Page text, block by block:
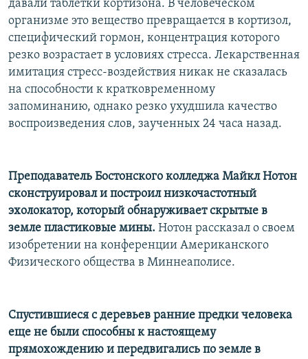
давали таблетки кортизона. В человеческом
организме это вещество превращается в кортизол,
специфический гормон, концентрация которого
резко возрастает в условиях стресса. Лекарственная
имитация стресс-воздействия никак не сказалась
на способности к кратковременному
запоминанию, однако резко ухудшила качество
воспроизведения слов, заученных 24 часа назад.
Преподаватель Бостонского колледжа Майкл Нотон
сконструировал и построил низкочастотный
эхолокатор, который обнаруживает скрытые в
земле пластиковые мины. Нотон рассказал о своем
изобретении на конференции Американского
Физического общества в Миннеаполисе.
Спустившиеся с деревьев ранние предки человека
еще не были способны к настоящему
прямохождению и передвигались по земле в